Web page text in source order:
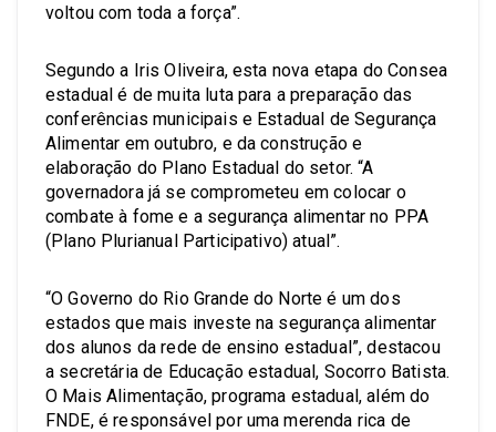
voltou com toda a força”.
Segundo a Iris Oliveira, esta nova etapa do Consea
estadual é de muita luta para a preparação das
conferências municipais e Estadual de Segurança
Alimentar em outubro, e da construção e
elaboração do Plano Estadual do setor. “A
governadora já se comprometeu em colocar o
combate à fome e a segurança alimentar no PPA
(Plano Plurianual Participativo) atual”.
“O Governo do Rio Grande do Norte é um dos
estados que mais investe na segurança alimentar
dos alunos da rede de ensino estadual”, destacou
a secretária de Educação estadual, Socorro Batista.
O Mais Alimentação, programa estadual, além do
FNDE, é responsável por uma merenda rica de